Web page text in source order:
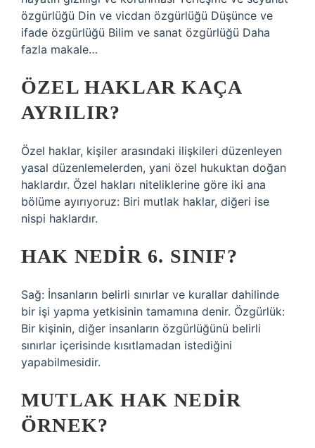
özgürlüğü Din ve vicdan özgürlüğü Düşünce ve
ifade özgürlüğü Bilim ve sanat özgürlüğü Daha
fazla makale…
ÖZEL HAKLAR KAÇA
AYRILIR?
Özel haklar, kişiler arasındaki ilişkileri düzenleyen
yasal düzenlemelerden, yani özel hukuktan doğan
haklardır. Özel hakları niteliklerine göre iki ana
bölüme ayırıyoruz: Biri mutlak haklar, diğeri ise
nispi haklardır.
HAK NEDIR 6. SINIF?
Sağ: İnsanların belirli sınırlar ve kurallar dahilinde
bir işi yapma yetkisinin tamamına denir. Özgürlük:
Bir kişinin, diğer insanların özgürlüğünü belirli
sınırlar içerisinde kısıtlamadan istediğini
yapabilmesidir.
MUTLAK HAK NEDIR
ÖRNEK?